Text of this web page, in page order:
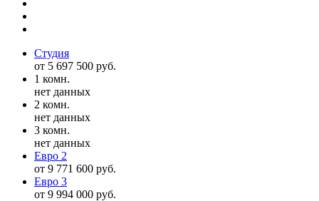
Студия
от 5 697 500 руб.
1 комн.
нет данных
2 комн.
нет данных
3 комн.
нет данных
Евро 2
от 9 771 600 руб.
Евро 3
от 9 994 000 руб.